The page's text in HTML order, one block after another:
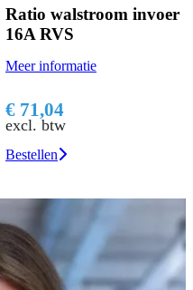
Ratio walstroom invoer
16A RVS
Meer informatie
€ 71,04
excl. btw
Bestellen